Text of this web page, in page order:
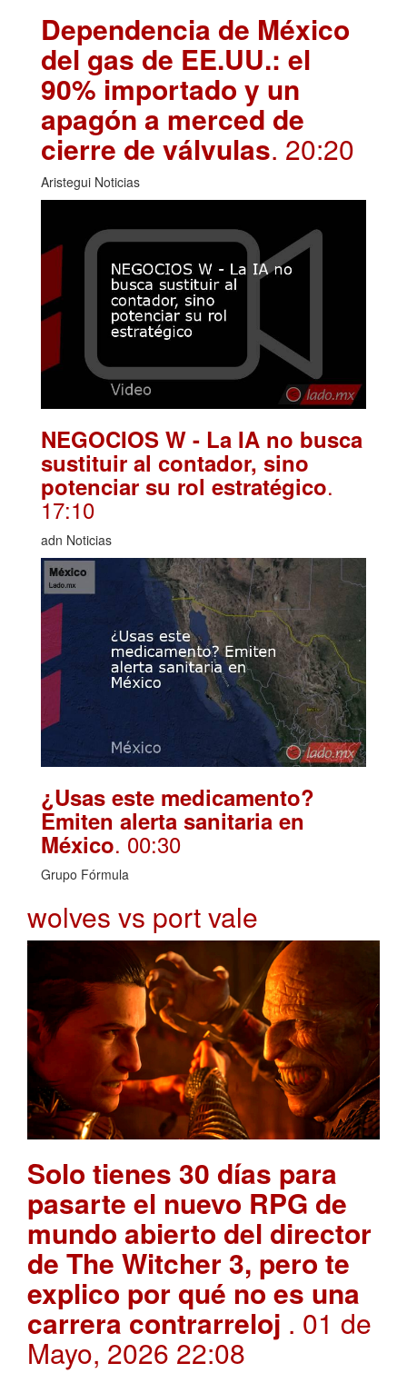
Dependencia de México
del gas de EE.UU.: el
90% importado y un
apagón a merced de
cierre de válvulas. 20:20
Aristegui Noticias
NEGOCIOS W - La IA no busca
sustituir al contador, sino
potenciar su rol estratégico.
17:10
adn Noticias
¿Usas este medicamento?
Emiten alerta sanitaria en
México. 00:30
Grupo Fórmula
wolves vs port vale
Solo tienes 30 días para
pasarte el nuevo RPG de
mundo abierto del director
de The Witcher 3, pero te
explico por qué no es una
carrera contrarreloj . 01 de
Mayo, 2026 22:08